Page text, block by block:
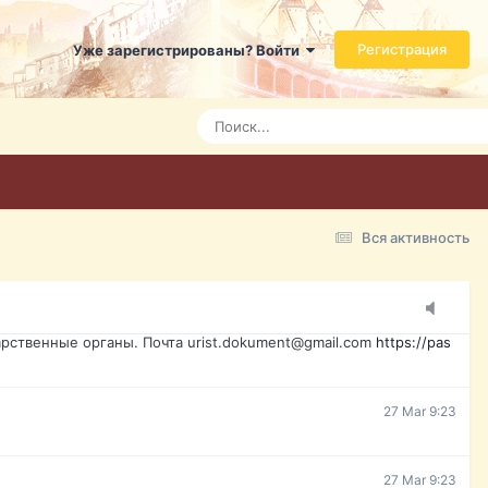
Уже зарегистрированы? Войти Регистрация
Вся активность
даже ребенок. Быстрое оформление договора с
Today 3:21
Today 3:24
Today 3:28
15 Mar 16:47
органы. Почта urist.dokument@gmail.com https://pas
27 Mar 9:23
27 Mar 9:23